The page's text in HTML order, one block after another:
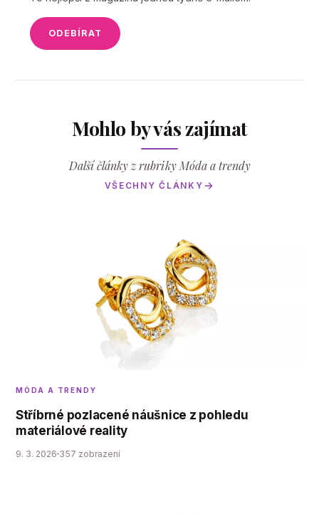
ODEBÍRAT
Mohlo by vás zajímat
Další články z rubriky Móda a trendy
VŠECHNY ČLÁNKY
MÓDA A TRENDY
Stříbrné pozlacené náušnice z pohledu
materiálové reality
9. 3. 2026 357 zobrazení